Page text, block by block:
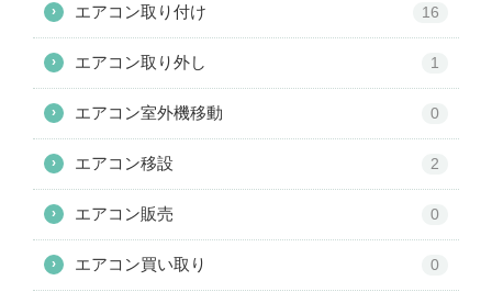
› エアコン取り付け 16
› エアコン取り外し 1
› エアコン室外機移動 0
› エアコン移設 2
› エアコン販売 0
› エアコン買い取り 0